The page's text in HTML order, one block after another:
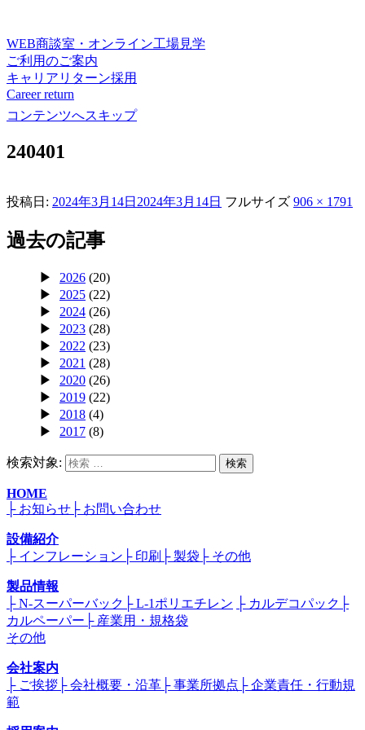
WEB商談室・オンライン工場見学
ご利用のご案内
キャリアリターン採用
Career return
コンテンツへスキップ
240401
投稿日: 2024年3月14日 2024年3月14日 フルサイズ 906 × 1791
過去の記事
2026 (20)
2025 (22)
2024 (26)
2023 (28)
2022 (23)
2021 (28)
2020 (26)
2019 (22)
2018 (4)
2017 (8)
検索対象: 検索
HOME
├ お知らせ ├ お問い合わせ
設備紹介
├ インフレーション ├ 印刷 ├ 製袋 ├ その他
製品情報
├ N-スーパーバック ├ L-1ポリエチレン ├ カルデコパック ├
カルペーパー ├ 産業用・規格袋
その他
会社案内
├ ご挨拶 ├ 会社概要・沿革 ├ 事業所拠点 ├ 企業責任・行動規
範